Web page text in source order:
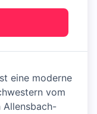
eine moderne
vom
Allensbach-